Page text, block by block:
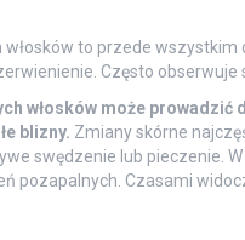
to przede
Często obserwuje
włosków może
blizny. Zmiany skórne
swędzenie lub pieczenie.
pozapalnych. Czasami